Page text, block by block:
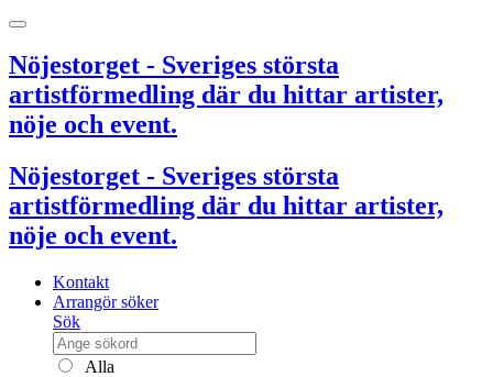
Nöjestorget - Sveriges största
artistförmedling där du hittar artister,
nöje och event.
Nöjestorget - Sveriges största
artistförmedling där du hittar artister,
nöje och event.
Kontakt
Arrangör söker
Sök
Alla